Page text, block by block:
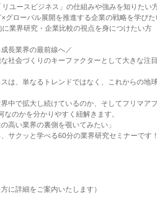
ユースビジネス」の仕組みや強みを知りたい
グローバル展開を推進する企業の戦略を学びた
業界研究・企業比較の視点を身につけたい方
長業界の最前線へ／
社会づくりのキーファクターとして大きな注
は、単なるトレンドではなく、これからの地
中で拡大し続けているのか、そしてフリマア
のかを分かりやすく紐解きます。
高い業界の裏側を覗いてみたい」
サクッと学べる60分の業界研究セミナーです！
に詳細をご案内いたします）